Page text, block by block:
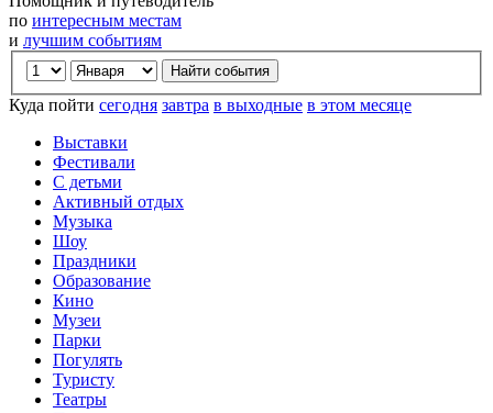
по интересным местам
и лучшим событиям
Куда пойти сегодня завтра в выходные в этом месяце
Выставки
Фестивали
С детьми
Активный отдых
Музыка
Шоу
Праздники
Образование
Кино
Музеи
Парки
Погулять
Туристу
Театры